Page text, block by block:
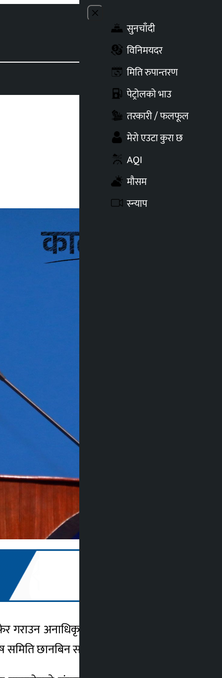
Close menu
सुनचाँदी
विनिमयदर
मिति रुपान्तरण
पेट्रोलको भाउ
तरकारी / फलफूल
मेरो एउटा कुरा छ
AQI
मौसम
स्न्याप
गराउन अनाधिकृत व्यक्तिलाई संलग्न गराएको
छानबिन समिति गठन गरेको थियो ।